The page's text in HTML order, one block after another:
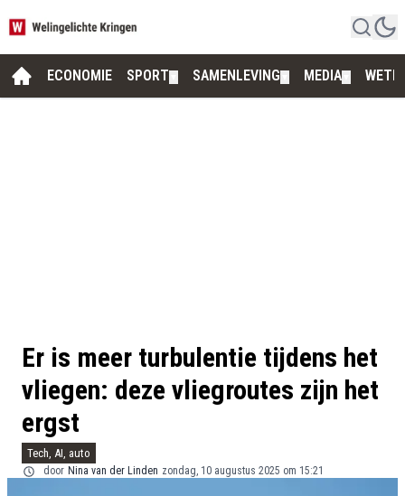
ECONOMIE SPORT SAMENLEVING MEDIA
Er is meer turbulentie tijdens het
vliegen: deze vliegroutes zijn het
ergst
Tech, AI, auto
door Nina van der Linden zondag, 10 augustus 2025 om 15:21